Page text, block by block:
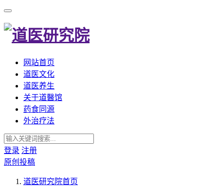
网站首页
道医文化
道医养生
关于道醫馆
药食同源
外治疗法
登录 注册
原创投稿
道医研究院首页